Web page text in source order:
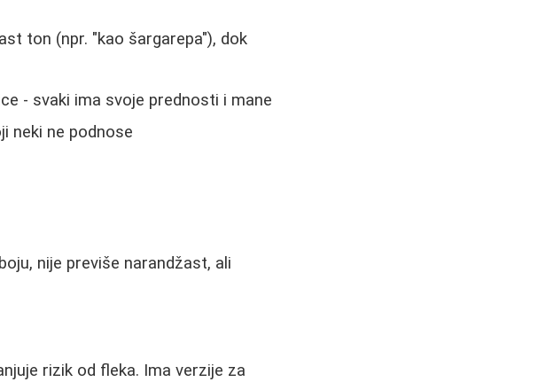
ton (npr. "kao šargarepa"), dok
- svaki ima svoje prednosti i mane
neki ne podnose
nije previše narandžast, ali
rizik od fleka. Ima verzije za